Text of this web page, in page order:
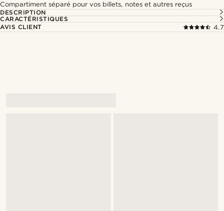
Compartiment séparé pour vos billets, notes et autres reçus
DESCRIPTION
CARACTÉRISTIQUES
AVIS CLIENT
4.7